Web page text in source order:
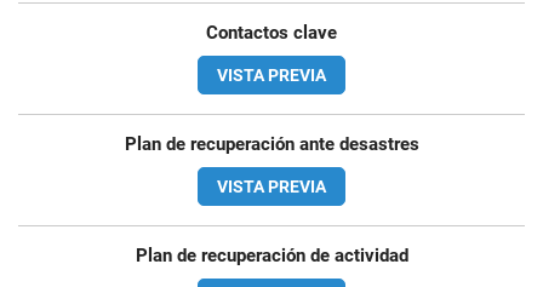
Contactos clave
VISTA PREVIA
Plan de recuperación ante desastres
VISTA PREVIA
Plan de recuperación de actividad